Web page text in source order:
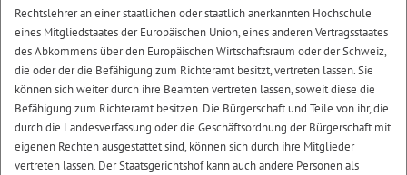
Rechtslehrer an einer staatlichen oder staatlich anerkannten Hochschule
eines Mitgliedstaates der Europäischen Union, eines anderen Vertragsstaates
des Abkommens über den Europäischen Wirtschaftsraum oder der Schweiz,
die oder der die Befähigung zum Richteramt besitzt, vertreten lassen. Sie
können sich weiter durch ihre Beamten vertreten lassen, soweit diese die
Befähigung zum Richteramt besitzen. Die Bürgerschaft und Teile von ihr, die
durch die Landesverfassung oder die Geschäftsordnung der Bürgerschaft mit
eigenen Rechten ausgestattet sind, können sich durch ihre Mitglieder
vertreten lassen. Der Staatsgerichtshof kann auch andere Personen als